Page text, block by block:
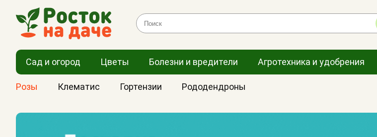
Сад и огород Цветы Болезни и вредители Агротехника и удобрения
Розы Клематис Гортензии Рододендроны